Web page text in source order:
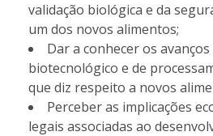
validação biológica e da
um dos novos alimentos;
Dar a conhecer os
biotecnológico e de
que diz respeito a novos
Perceber as implicações
legais associadas ao